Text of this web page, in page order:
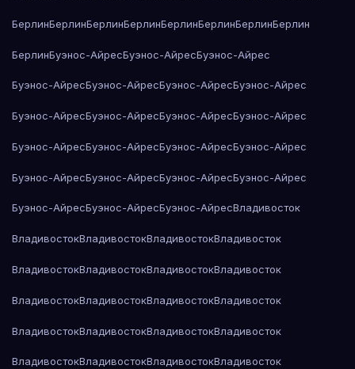
БерлинБерлинБерлинБерлинБерлинБерлинБерлинБерлин
БерлинБуэнос-АйресБуэнос-АйресБуэнос-Айрес
Буэнос-АйресБуэнос-АйресБуэнос-АйресБуэнос-Айрес
Буэнос-АйресБуэнос-АйресБуэнос-АйресБуэнос-Айрес
Буэнос-АйресБуэнос-АйресБуэнос-АйресБуэнос-Айрес
Буэнос-АйресБуэнос-АйресБуэнос-АйресБуэнос-Айрес
Буэнос-АйресБуэнос-АйресБуэнос-АйресВладивосток
ВладивостокВладивостокВладивостокВладивосток
ВладивостокВладивостокВладивостокВладивосток
ВладивостокВладивостокВладивостокВладивосток
ВладивостокВладивостокВладивостокВладивосток
ВладивостокВладивостокВладивостокВладивосток